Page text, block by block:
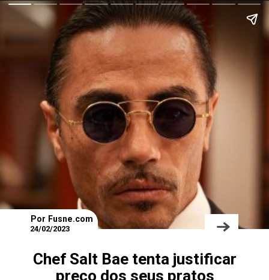
Por Fusne.com
24/02/2023
Chef Salt Bae tenta justificar
preço dos seus pratos